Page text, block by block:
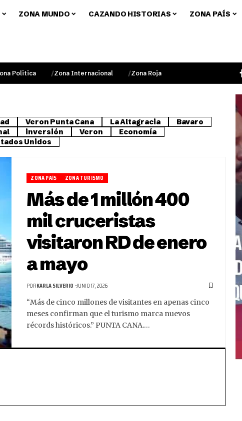
ZONA MUNDO CAZANDO HISTORIAS ZONA PAÍS
Politica Zona Internacional Zona Roja
Veron Punta Cana La Altagracia
Bavaro
inversión Veron
Economía
Unidos
ZONA PAÍS ZONA TURISMO
Más de 1 millón 400
mil cruceristas
visitaron RD de enero
a mayo
PORKARLA SILVERIO JUNIO 17, 2026
“Más de cinco millones de visitantes en apenas cinco
meses confirman que el turismo marca nuevos
récords históricos.” PUNTA CANA.…